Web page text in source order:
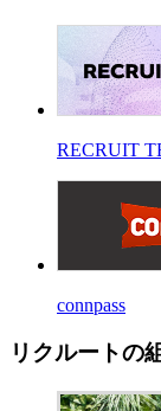
RECRUIT
connpass
リクルートの